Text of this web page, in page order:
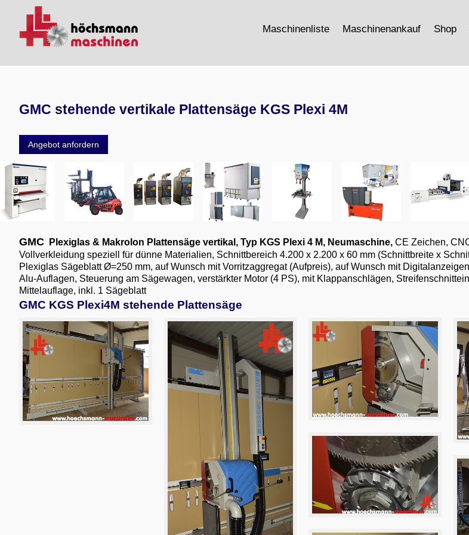
Maschinenliste Maschinenankauf Shop
GMC stehende vertikale Plattensäge KGS Plexi 4M
Angebot anfordern
GMC Plexiglas & Makrolon Plattensäge vertikal, Typ KGS Plexi 4 M, Neumaschine, CE Zeichen,
Vollverkleidung speziell für dünne Materialien, Schnittbereich 4.200 x 2.200 x 60 mm (Schnittbreite x
Plexiglas Sägeblatt Ø=250 mm, auf Wunsch mit Vorritzaggregat (Aufpreis), auf Wunsch mit
Alu-Auflagen, Steuerung am Sägewagen, verstärkter Motor (4 PS), mit Klappanschlägen,
Mittelauflage, inkl. 1 Sägeblatt
GMC KGS Plexi4M stehende Plattensäge